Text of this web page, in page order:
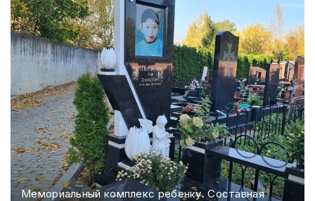
Мемориальный комплекс ребенку. Составная